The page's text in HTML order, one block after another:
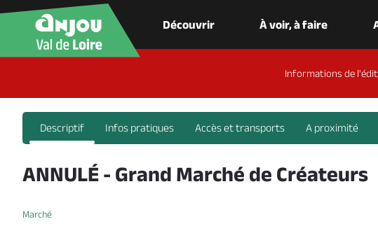
Découvrir À voir, à faire
Informations de
Descriptif Infos pratiques Accès et transports A proximité
ANNULÉ - Grand Marché de Créateurs
Marché